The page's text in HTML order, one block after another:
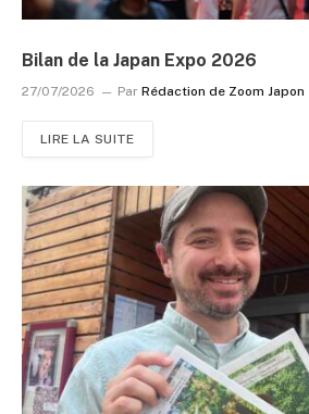
Bilan de la Japan Expo 2026
27/07/2026 Par Rédaction de Zoom Japon
LIRE LA SUITE